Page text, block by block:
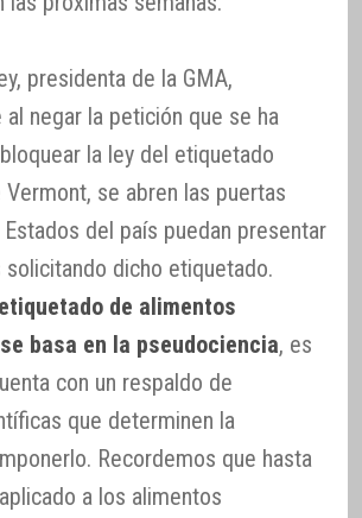
presidenta de la GMA,
al negar la petición que se ha
la ley del etiquetado
se abren las puertas
del país puedan presentar
dicho etiquetado.
de alimentos
basa en la pseudociencia, es
con un respaldo de
que determinen la
Recordemos que hasta
a los alimentos